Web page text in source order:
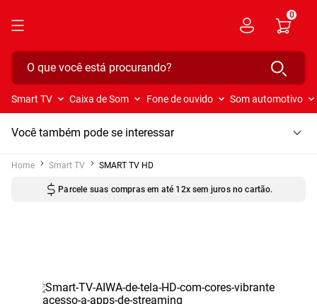
0
O que você está procurando?
Smart TV Caixa de Som Fone de ouvido Som automotivo
Você também pode se interessar
Smart TV SMART TV HD
Parcele suas compras em até 12x sem juros no cartão.